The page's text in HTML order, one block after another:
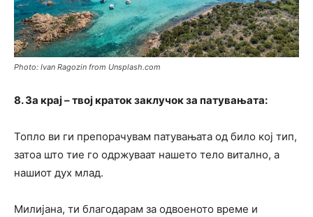
Photo: Ivan Ragozin from Unsplash.com
8. За крај – твој краток заклучок за патувањата:
Топло ви ги препорачувам патувањата од било кој тип,
затоа што тие го одржуваат нашето тело витално, а
нашиот дух млад.
Милијана, ти благодарам за одвоеното време и